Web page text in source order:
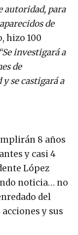
autoridad, para
de
hizo 100
“Se investigará a
de
se castigará a
8 años
y casi 4
López
noticia… no
del
y sus